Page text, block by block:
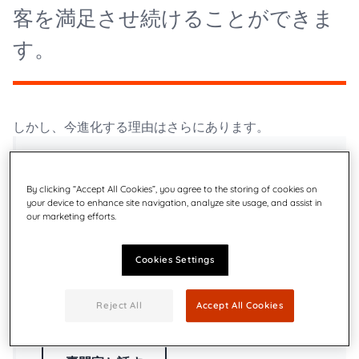
客を満足させ続けることができま
す。
しかし、今進化する理由はさらにあります。
す
ハイブリッドアプローチは、デジタルまた
By clicking “Accept All Cookies”, you agree to the storing of cookies on
your device to enhance site navigation, analyze site usage, and assist in
our marketing efforts.
Cookies Settings
Reject All Accept All Cookies